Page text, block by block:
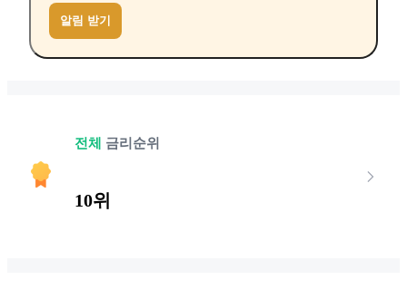
알림 받기
전체 금리순위
10위